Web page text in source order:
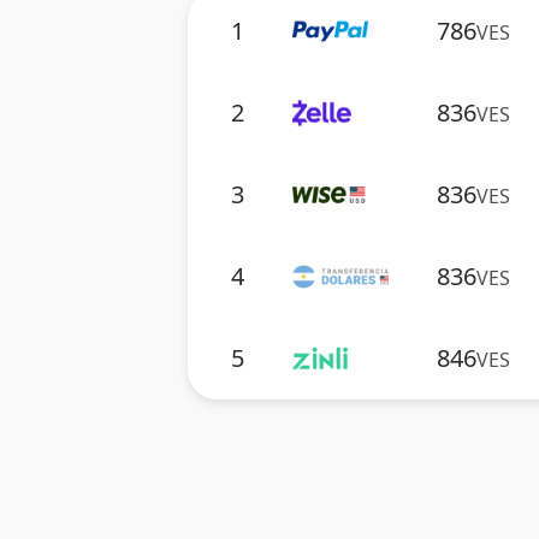
1 786VES
2 836VES
3 836VES
4 836VES
5 846VES